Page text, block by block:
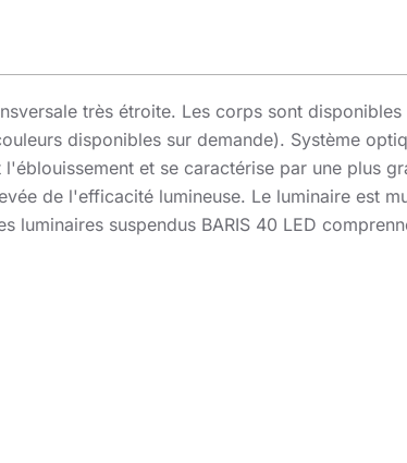
très étroite. Les corps sont
disponibles sur demande). Système
et se caractérise par une plus
de l'efficacité lumineuse. Le luminaire est
luminaires suspendus BARIS 40 LED
d'énergie et la possibilité de coopération